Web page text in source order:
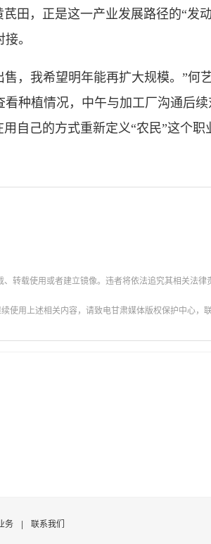
芪田，正是这一产业发展路径的“
。
我希望明年能再扩大规模。”何艺
种植情况，中午与加工厂沟通后
自己的方式重新定义“农民”这个职
转载使用或者建立镜像。违者将依法追究其相关法律
用上述相关内容，请致电甘肃媒体版权保护中心，
务 联系我们